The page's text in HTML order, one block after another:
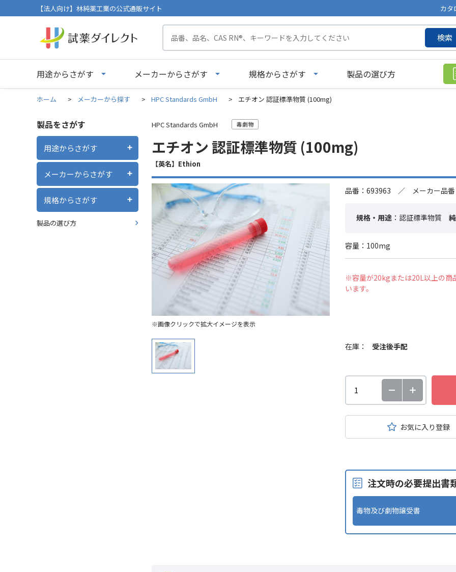
【法人向け】林純薬工業の公式通販サイト カタ
検索
用途からさがす メーカーからさがす 規格からさがす 製品の選び方
ホーム > メーカーから探す > HPC Standards GmbH > エチオン 認証標準物質 (100mg)
製品をさがす
用途からさがす
メーカーからさがす
規格からさがす
製品の選び方
HPC Standards GmbH
エチオン 認証標準物質 (100mg)
【英名】Ethion
※画像クリックで拡大イメージを表示
品番：693963 ／ メーカー品番
規格・用途 ：認証標準物質
容量：100mg
※容量が20kgまたは20L以上の商
います。
在庫： 受注後手配
お気に入り登録
注文時の必要提出書
毒物及び劇物譲受書